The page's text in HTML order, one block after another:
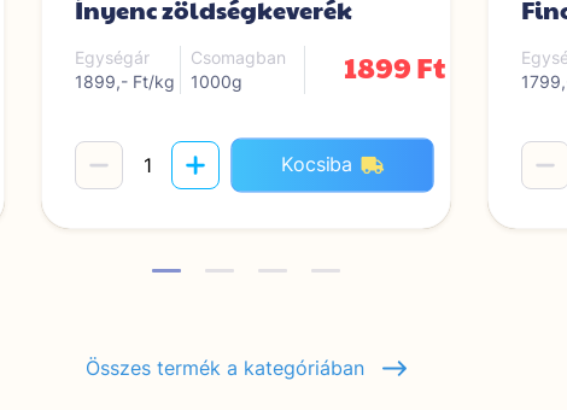
Ínyenc zöldségkeverék
Egységár
1899,- Ft/kg
Csomagban
1000g
1899 Ft
Kocsiba
Összes termék a kategóriában